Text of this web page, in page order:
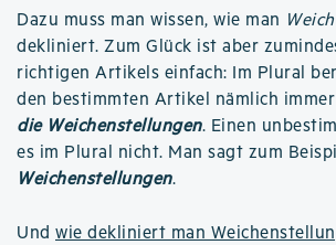
Dazu muss man wissen, wie man
dekliniert. Zum Glück ist aber
richtigen Artikels einfach: Im Plural
den bestimmten Artikel nämlich immer
die Weichenstellungen. Einen
es im Plural nicht. Man sagt zum
Weichenstellungen.
Und wie dekliniert man